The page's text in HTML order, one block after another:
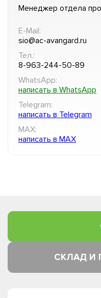
Менеджер отдела
E-Mail:
sio@ac-avangard.ru
Тел.:
8-963-244-50-89
WhatsApp:
написать в WhatsApp
Telegram:
написать в Telegram
MAX:
написать в MAX
СКЛАД И